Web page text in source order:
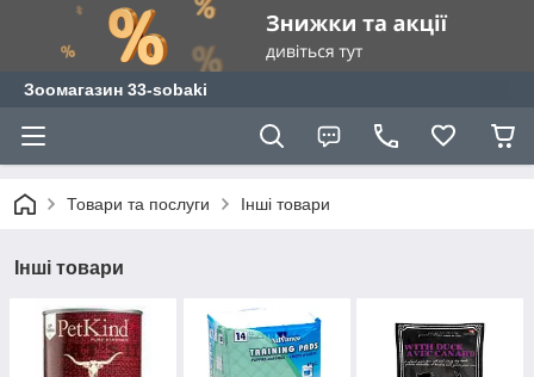
Зоомагазин 33-sobaki
Товари та послуги Інші товари
Інші товари